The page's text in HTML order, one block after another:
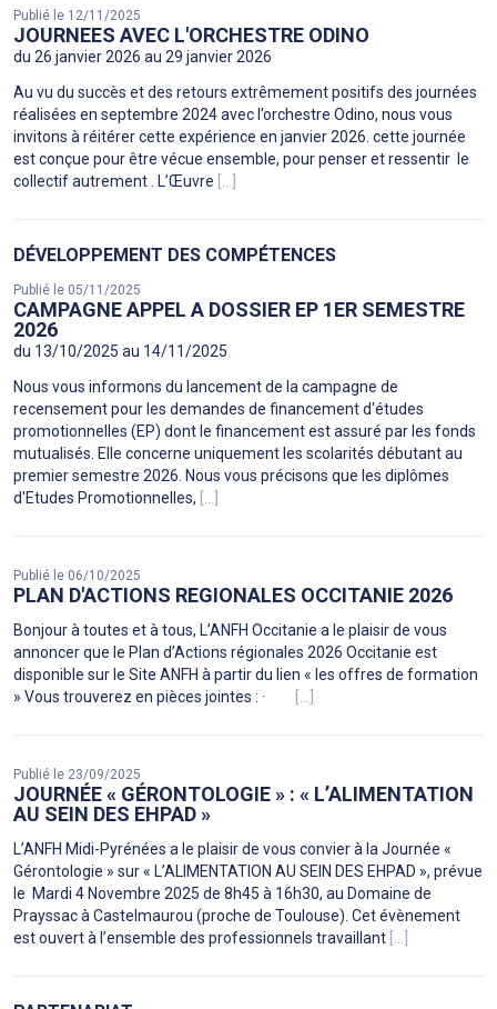
Publié le 12/11/2025
JOURNEES AVEC L'ORCHESTRE ODINO
du 26 janvier 2026 au 29 janvier 2026
Au vu du succès et des retours extrêmement positifs des journées
réalisées en septembre 2024 avec l’orchestre Odino, nous vous
invitons à réitérer cette expérience en janvier 2026. cette journée
est conçue pour être vécue ensemble, pour penser et ressentir le
collectif autrement . L’Œuvre [...]
DÉVELOPPEMENT DES COMPÉTENCES
Publié le 05/11/2025
CAMPAGNE APPEL A DOSSIER EP 1ER SEMESTRE
2026
du 13/10/2025 au 14/11/2025
Nous vous informons du lancement de la campagne de
recensement pour les demandes de financement d'études
promotionnelles (EP) dont le financement est assuré par les fonds
mutualisés. Elle concerne uniquement les scolarités débutant au
premier semestre 2026. Nous vous précisons que les diplômes
d'Etudes Promotionnelles, [...]
Publié le 06/10/2025
PLAN D'ACTIONS REGIONALES OCCITANIE 2026
Bonjour à toutes et à tous, L’ANFH Occitanie a le plaisir de vous
annoncer que le Plan d’Actions régionales 2026 Occitanie est
disponible sur le Site ANFH à partir du lien « les offres de formation
» Vous trouverez en pièces jointes : ·
[...]
Publié le 23/09/2025
JOURNÉE « GÉRONTOLOGIE » : « L’ALIMENTATION
AU SEIN DES EHPAD »
L’ANFH Midi-Pyrénées a le plaisir de vous convier à la Journée «
Gérontologie » sur « L’ALIMENTATION AU SEIN DES EHPAD », prévue
le Mardi 4 Novembre 2025 de 8h45 à 16h30, au Domaine de
Prayssac à Castelmaurou (proche de Toulouse). Cet évènement
est ouvert à l’ensemble des professionnels travaillant [...]